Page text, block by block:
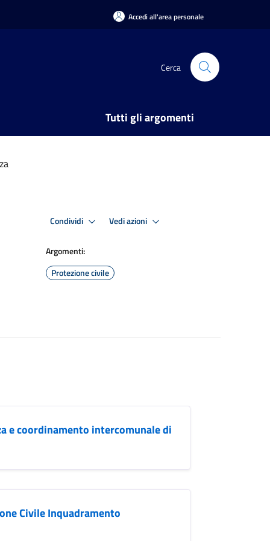
Accedi all'area personale
Cerca
Tutti gli argomenti
Condividi Vedi azioni
Argomenti:
Protezione civile
e coordinamento intercomunale di
Civile Inquadramento